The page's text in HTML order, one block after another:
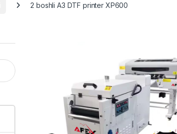
2 boshli A3 DTF printer XP600